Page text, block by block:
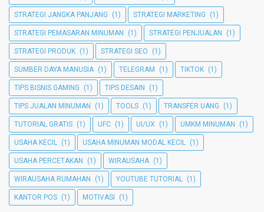
STRATEGI JANGKA PANJANG (1) STRATEGI MARKETING (1)
STRATEGI PEMASARAN MINUMAN (1) STRATEGI PENJUALAN (1)
STRATEGI PRODUK (1) STRATEGI SEO (1)
SUMBER DAYA MANUSIA (1) TELEGRAM (1) TIKTOK (1)
TIPS BISNIS GAMING (1) TIPS DESAIN (1)
TIPS JUALAN MINUMAN (1) TOOLS (1) TRANSFER UANG (1)
TUTORIAL GRATIS (1) UFC (1) UI/UX (1) UMKM MINUMAN (1)
USAHA KECIL (1) USAHA MINUMAN MODAL KECIL (1)
USAHA PERCETAKAN (1) WIRAUSAHA (1)
WIRAUSAHA RUMAHAN (1) YOUTUBE TUTORIAL (1)
KANTOR POS (1) MOTIVASI (1)